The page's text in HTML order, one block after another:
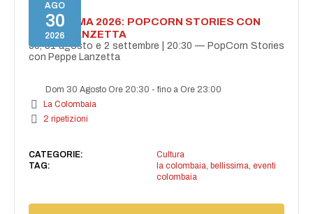
AGO
30
2026
BELLISSIMA 2026: POPCORN STORIES CON
PEPPE LANZETTA
30, 31 agosto e 2 settembre | 20:30 — PopCorn Stories
con Peppe Lanzetta
Dom 30 Agosto Ore 20:30 -fino a Ore 23:00
La Colombaia
2 ripetizioni
CATEGORIE:
Cultura
TAG:
la colombaia, bellissima, eventi
colombaia